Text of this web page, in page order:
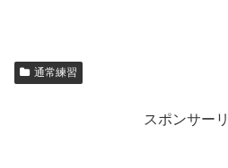
通常練習
スポンサー